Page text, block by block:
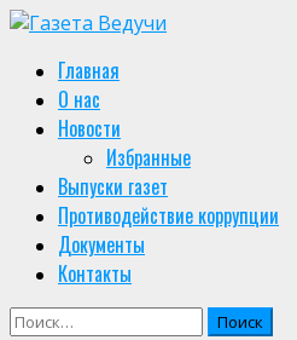
Skip
content
Primary
Menu
Главная
О нас
Новости
Избранные
Выпуски газет
Противодействие коррупции
Документы
Контакты
Найти: